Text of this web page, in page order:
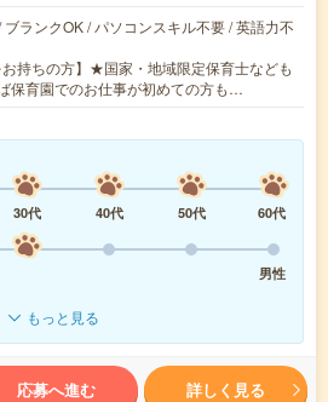
ランクOK / パソコンスキル不要 / 英語力不
お持ちの方】★国家・地域限定保育士なども
保育園でのお仕事が初めての方も…
30代 40代 50代
60代
男性
もっと見る
応募へ進む 詳しく見る